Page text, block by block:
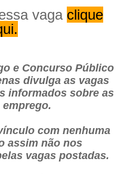
vaga clique
e Concurso Público
divulga as vagas
informados sobre as
emprego.
com nenhuma
assim não nos
vagas postadas.